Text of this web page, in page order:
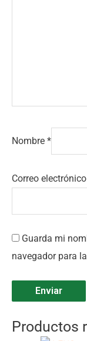
Nombre *
Correo electrónico
Guarda mi
navegador para
Productos